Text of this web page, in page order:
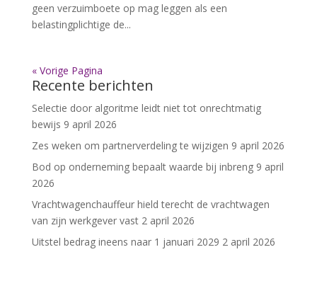
geen verzuimboete op mag leggen als een
belastingplichtige de...
« Vorige Pagina
Recente berichten
Selectie door algoritme leidt niet tot onrechtmatig
bewijs 9 april 2026
Zes weken om partnerverdeling te wijzigen 9 april 2026
Bod op onderneming bepaalt waarde bij inbreng 9 april
2026
Vrachtwagenchauffeur hield terecht de vrachtwagen
van zijn werkgever vast 2 april 2026
Uitstel bedrag ineens naar 1 januari 2029 2 april 2026